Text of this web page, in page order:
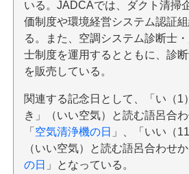
いる。JADCAでは、ダクト清掃
価制度や環境経営システム認証
る。また、空調システム診断士
士制度を運用するとともに、診
を販売している。
関連する記念日として、「い（1
き」（いい空気）と読む語呂合
「 空気清浄機の日 」、「いい（
（いい空気）と読む語呂合わせ
の日 」となっている。